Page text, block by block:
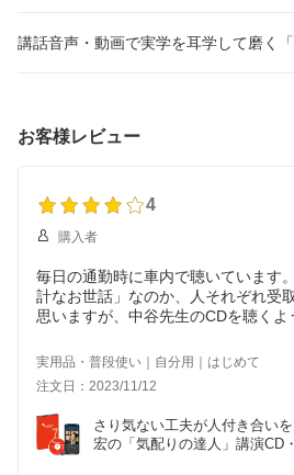
講話音声・動画で実学を耳学して磨く
お客様レビュー
4
購入者
毎日の通勤時に車内で聴いています
計なお世話」なのか、人それぞれ受
思いますが、中谷先生のCDを聴くよ
する前にもう一度考えるようになり
は、他にも何本か持っているのです
ので、星を４つとさせていただきまし
実用品・普段使い｜自分用｜はじめて
注文日：2023/11/12
さり気ない工夫が人付き合い
宏の「気配りの達人」講演CD